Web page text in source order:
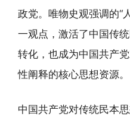
政党。唯物史观强调的“
一观点，激活了中国传
转化，也成为中国共产
性阐释的核心思想资源。
中国共产党对传统民本